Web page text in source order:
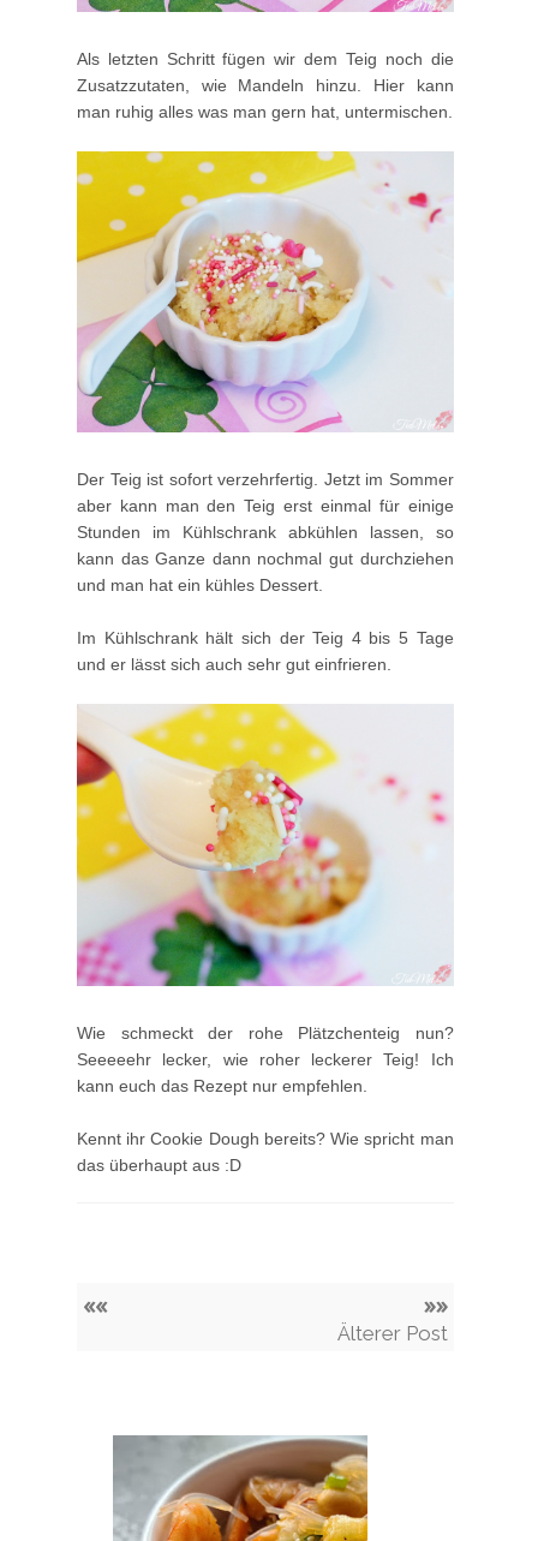
Als letzten Schritt fügen wir dem Teig noch die
Zusatzzutaten, wie Mandeln hinzu. Hier kann
man ruhig alles was man gern hat, untermischen.
Der Teig ist sofort verzehrfertig. Jetzt im Sommer
aber kann man den Teig erst einmal für einige
Stunden im Kühlschrank abkühlen lassen, so
kann das Ganze dann nochmal gut durchziehen
und man hat ein kühles Dessert.
Im Kühlschrank hält sich der Teig 4 bis 5 Tage
und er lässt sich auch sehr gut einfrieren.
Wie schmeckt der rohe Plätzchenteig nun?
Seeeeehr lecker, wie roher leckerer Teig! Ich
kann euch das Rezept nur empfehlen.
Kennt ihr Cookie Dough bereits? Wie spricht man
das überhaupt aus :D
«« »»
Älterer Post